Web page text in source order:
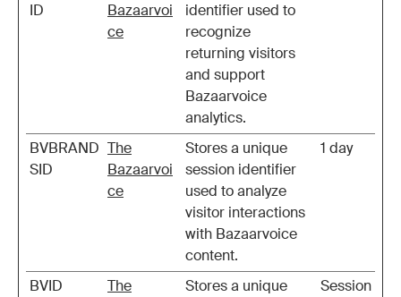
ID
Bazaarvoi
ce
identifier used to
recognize
returning visitors
and support
Bazaarvoice
analytics.
BVBRAND
SID
The
Bazaarvoi
ce
Stores a unique
session identifier
used to analyze
visitor interactions
with Bazaarvoice
content.
1 day
BVID
The
Stores a unique
Session